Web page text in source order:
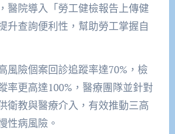
醫院導入「勞工健檢報告上傳健
升查詢便利性，幫助勞工掌握自
風險個案回診追蹤率達70%，檢
率更高達100%，醫療團隊並針對
衛教與醫療介入，有效推動三高
性病風險。